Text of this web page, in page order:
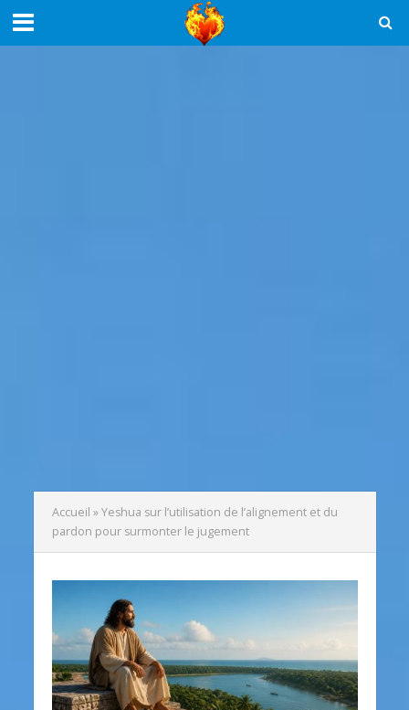
Accueil »Yeshua sur l’utilisation de l’alignement et du
pardon pour surmonter le jugement